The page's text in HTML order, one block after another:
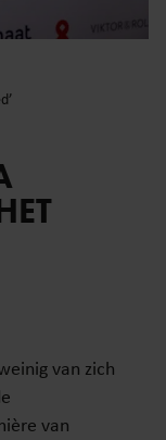
van zich
van